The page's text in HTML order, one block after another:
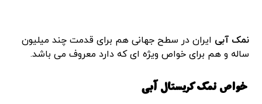
نمک آبی ایران در سطح جهانی هم برای قدمت چند میلیون
ساله و هم برای خواص ویژه ای که دارد معروف می باشد.
خواص نمک کریستال آبی